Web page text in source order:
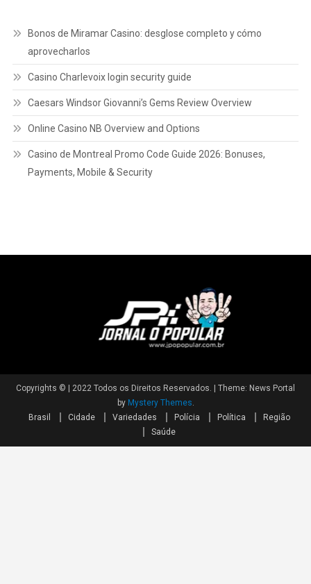
Bonos de Miramar Casino: desglose completo y cómo
aprovecharlos
Casino Charlevoix login security guide
Caesars Windsor Giovanni’s Gems Review Overview
Online Casino NB Overview and Options
Casino de Montreal Promo Code Guide 2026: Bonuses,
Payments, Mobile & Security
Copyrights © | 2022 Todos os Direitos Reservados.
Theme: News Portal
by Mystery Themes.
Brasil
Cidade Variedades Polícia Política
Região
Saúde